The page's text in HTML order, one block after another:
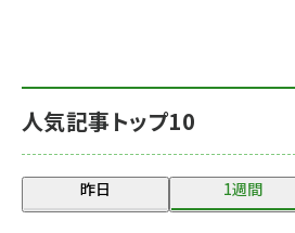
人気記事トップ10
昨日 1週間